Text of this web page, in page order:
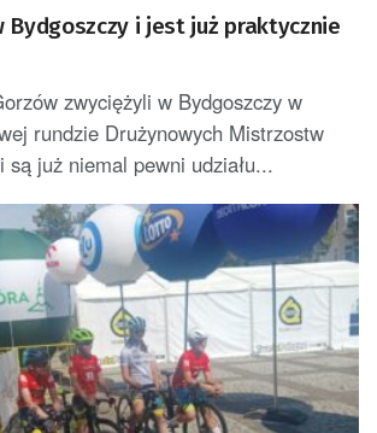
Bydgoszczy i jest już praktycznie
zwyciężyli w Bydgoszczy w
rundzie Drużynowych Mistrzostw
są już niemal pewni udziału...